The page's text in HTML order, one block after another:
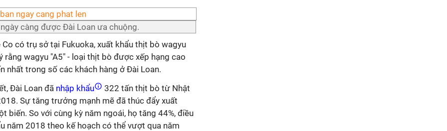
càng được Đài Loan ưa chuộng.
có trụ sở tại Fukuoka, xuất khẩu thịt bò wagyu
rằng wagyu "A5" - loại thịt bò được xếp hạng cao
nhất trong số các khách hàng ở Đài Loan.
Đài Loan đã nhập khẩu
322 tấn thịt bò từ Nhật
Sự tăng trưởng mạnh mẽ đã thúc đẩy xuất
biến. So với cùng kỳ năm ngoái, họ tăng 44%, điều
năm 2018 theo kế hoạch có thể vượt qua năm